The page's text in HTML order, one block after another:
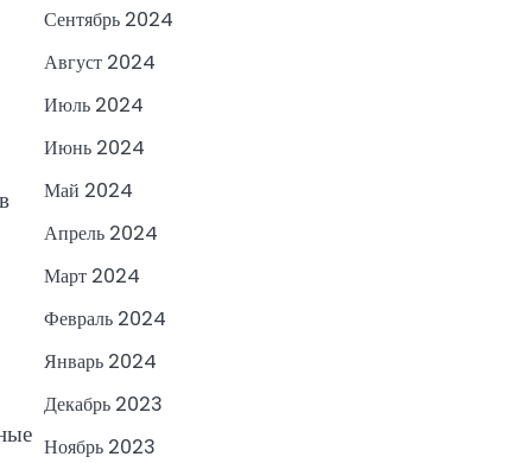
Сентябрь 2024
Август 2024
Июль 2024
Июнь 2024
Май 2024
Апрель 2024
Март 2024
Февраль 2024
Январь 2024
Декабрь 2023
Ноябрь 2023